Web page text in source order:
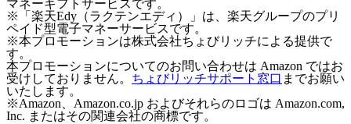
マネーギフトサービスです。
※「楽天Edy（ラクテンエディ）」は、楽天グループのプリ
ペイド型電子マネーサービスです。
※本プロモーションは株式会社ちょびリッチによる提供で
す。
本プロモーションについてのお問い合わせは Amazon ではお
受けしておりません。 ちょびリッチサポート窓口 までお願い
いたします。
※Amazon、Amazon.co.jp およびそれらのロゴは Amazon.com,
Inc. またはその関連会社の商標です。